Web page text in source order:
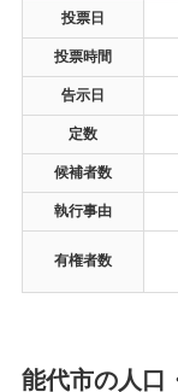
投票日
投票時間
告示日
定数
候補者数
執行事由
有権者数
能代市の人口